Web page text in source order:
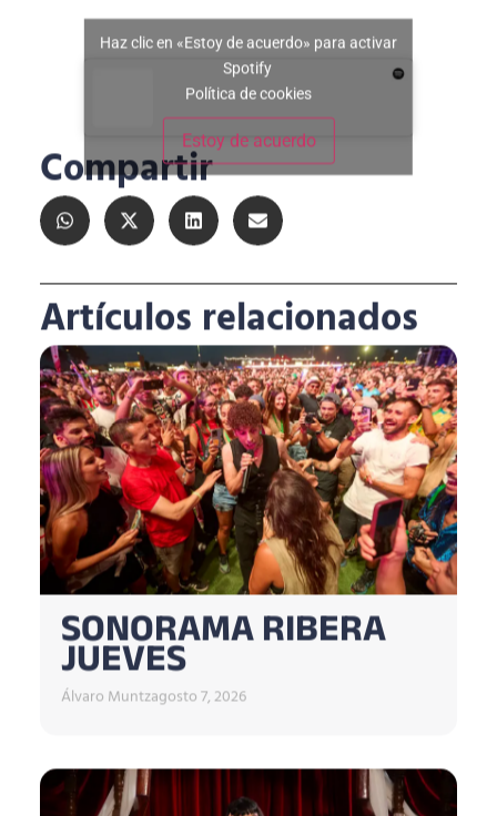
Haz clic en «Estoy de acuerdo» para activar
Spotify
Política de cookies
Estoy de acuerdo
Compartir
Artículos relacionados
SONORAMA RIBERA
JUEVES
Álvaro Muntzagosto 7, 2026